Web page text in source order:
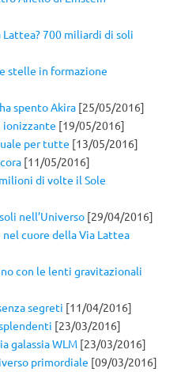
Lattea? 700 miliardi di soli
stelle in formazione
spento Akira [25/05/2016]
ionizzante [19/05/2016]
per tutte [13/05/2016]
[11/05/2016]
di volte il Sole
nell’Universo [29/04/2016]
cuore della Via Lattea
con le lenti gravitazionali
segreti [11/04/2016]
[23/03/2016]
galassia WLM [23/03/2016]
primordiale [09/03/2016]